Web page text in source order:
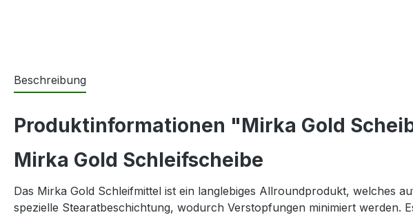
Beschreibung
Produktinformationen "Mirka Gold
Mirka Gold Schleifscheibe
Das Mirka Gold Schleifmittel ist ein langlebiges Allroundprodukt, welches
spezielle Stearatbeschichtung, wodurch Verstopfungen minimiert werden.